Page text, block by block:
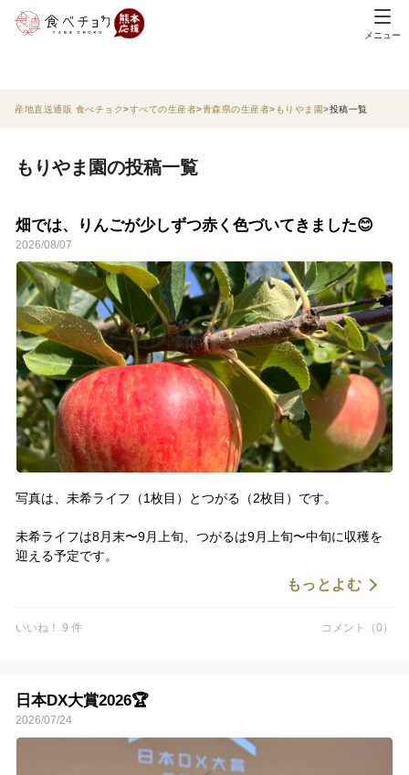
メニュー
産地直送通販 食べチョク すべての生産者 青森県の生産者 もりやま園 投稿一覧
もりやま園の投稿一覧
畑では、りんごが少しずつ赤く色づいてきました😊
2026/08/07
写真は、未希ライフ（1枚目）とつがる（2枚目）です。
未希ライフは8月末〜9月上旬、つがるは9月上旬〜中旬に収穫を
迎える予定です。
昨年は夏の雨が少なく、りんごが思うように大きく育ちませんで
ます。
れそうで、収穫の日が今から楽しみです♪
未希ライフ・つがるともに、ご予約を受け付けています。
収穫後、一番おいしいタイミングでお届けしますので、ぜひ楽し
みにお待ちください🍎🍏🍎
もっとよむ
いいね！ 9 件 コメント（0）
日本DX大賞2026🏆
2026/07/24